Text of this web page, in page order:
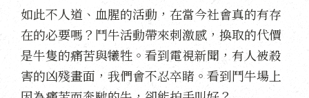
如此不人道、血腥的活動，在當今社會真的有存
在的必要嗎？鬥牛活動帶來刺激感，換取的代價
是牛隻的痛苦與犧牲。看到電視新聞，有人被殺
害的凶殘畫面，我們會不忍卒睹。看到鬥牛場上